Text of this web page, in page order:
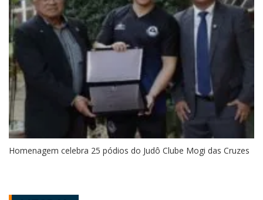
Homenagem celebra 25 pódios do Judô Clube Mogi das Cruzes